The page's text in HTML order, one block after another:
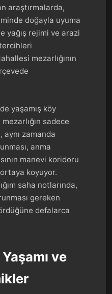
araştırmalarda,
doğayla uyuma
yağış rejimi ve arazi
mezarlığının
yaşamış köy
sadece
zamanda
anma
manevi koridoru
koyuyor.
saha notlarında,
gereken
defalarca
ve